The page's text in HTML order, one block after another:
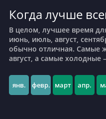
Когда лучше
В целом, лучшее время для посещения Стамбула – это
июнь, июль, август,
обычно отличная. Самые
август, а самые холодные
янв. февр. март апр.